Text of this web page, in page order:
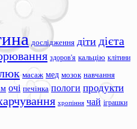
дослідження діти дієта
здоров'я кальцію клітини
масаж мед мозок навчання
очі печінка пологи продукти
хропіння чай іграшки